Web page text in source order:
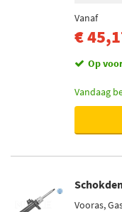
Vanaf
€
Op
Vandaag
Vooras,